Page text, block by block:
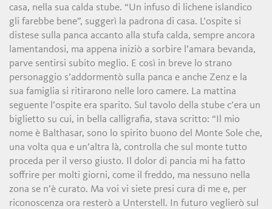
casa, nella sua calda stube. “Un infuso di lichene islandico
gli farebbe bene”, suggerì la padrona di casa. L’ospite si
distese sulla panca accanto alla stufa calda, sempre ancora
lamentandosi, ma appena iniziò a sorbire l’amara bevanda,
parve sentirsi subito meglio. E così in breve lo strano
personaggio s’addormentò sulla panca e anche Zenz e la
sua famiglia si ritirarono nelle loro camere. La mattina
seguente l’ospite era sparito. Sul tavolo della stube c’era un
biglietto su cui, in bella calligrafia, stava scritto: “Il mio
nome è Balthasar, sono lo spirito buono del Monte Sole che,
una volta qua e un’altra là, controlla che sul monte tutto
proceda per il verso giusto. Il dolor di pancia mi ha fatto
soffrire per molti giorni, come il freddo, ma nessuno nella
zona se n’è curato. Ma voi vi siete presi cura di me e, per
riconoscenza ora resterò a Unterstell. In futuro veglierò sul